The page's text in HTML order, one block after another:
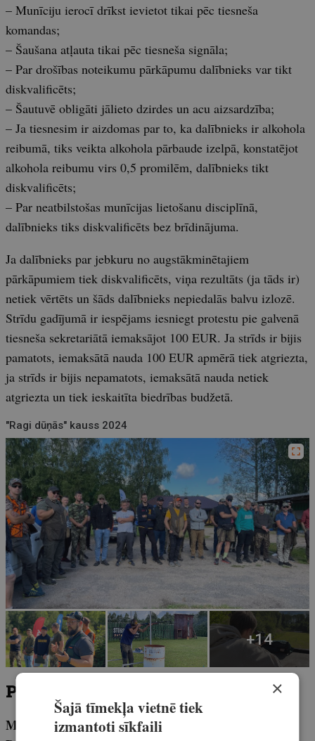
– Munīciju ierocī drīkst ievietot tikai pēc tiesneša
komandas;
– Šaušana atļauta tikai pēc tiesneša signāla;
– Par drošības noteikumu pārkāpumu dalībnieks var tikt
diskvalificēts;
– Šautuvē obligāti jālieto dzirdes un acu aizsardzība;
– Ja tiesnesim ir aizdomas par to, ka dalībnieks ir alkohola
reibumā, tiks veikta alkohola pārbaude izelpā, konstatējot
alkohola reibumu virs 0,5 promilēm, dalībnieks tikt
diskvalificēts;
– Par neatbilstošas munīcijas lietošanu disciplīnā,
dalībnieks tiks diskvalificēts bez brīdinājuma.
Ja dalībnieks par jebkuru no augstākminētajiem
pārkāpumiem tiek diskvalificēts, viņa rezultāts (ja tāds ir)
netiek vērtēts un šāds dalībnieks nepiedalās balvu izlozē.
Strīdu gadījumā ir iespējams iesniegt protestu pie galvenā
tiesneša sekretariātā iemaksājot 100 EUR. Ja strīds ir bijis
pamatots, iemaksātā nauda 100 EUR apmērā tiek atgriezta,
ja strīds ir bijis nepamatots, iemaksātā nauda netiek
atgriezta un tiek ieskaitīta biedrības budžetā.
"Ragi dūņās" kauss 2024
Papildu sacensības
MĀRKULĪČU SUPERMEDNIEKS
×
Šajā tīmekļa vietnē tiek
izmantoti sīkfaili